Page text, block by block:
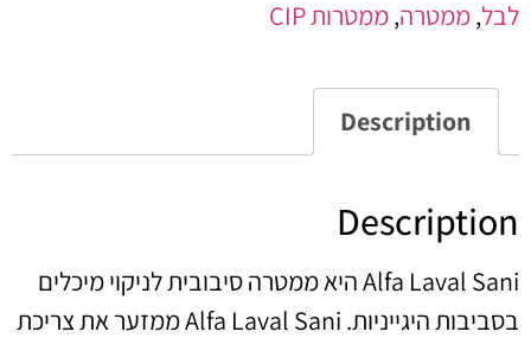
לבל,ממטרה,ממטרות CIP
Description
Description
Alfa Laval Sani היא ממטרה סיבובית לניקוי מיכלים
בסביבות היגייניות. Alfa Laval Sani ממזער את צריכת